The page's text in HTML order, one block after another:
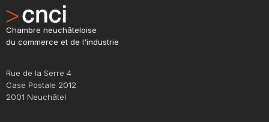
Chambre neuchâteloise
du commerce et de l'industrie
Rue de la Serre 4
Case Postale 2012
2001 Neuchâtel